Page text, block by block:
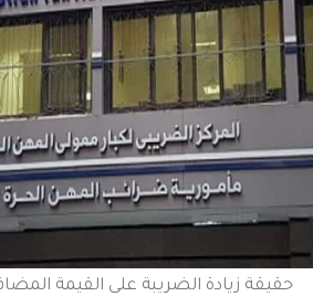
حقيقة زيادة الضريبة على القيمة